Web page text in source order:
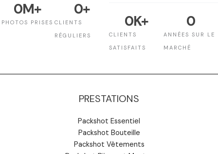
PHOTOS PRISES
0M+
CLIENTS
RÉGULIERS
0+
CLIENTS
SATISFAITS
0K+
ANNÉES SUR LE
MARCHÉ
0
PRESTATIONS
Packshot Essentiel
Packshot Bouteille
Packshot Vêtements